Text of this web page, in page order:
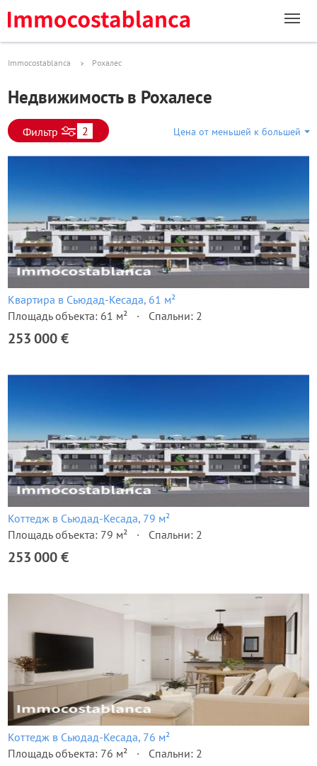
Immocostablanca Рохалес
Недвижимость в Рохалесе
Фильтр 2 Цена от меньшей к большей
Квартира в Сьюдад-Кесада, 61 м²
Площадь объекта: 61 м²
Спальни: 2
253 000 €
Коттедж в Сьюдад-Кесада, 79 м²
Площадь объекта: 79 м²
Спальни: 2
253 000 €
Коттедж в Сьюдад-Кесада, 76 м²
Площадь объекта: 76 м²
Спальни: 2